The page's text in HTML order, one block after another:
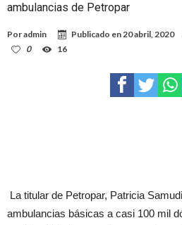
ambulancias de Petropar
Poradmin Publicado en20 abril, 2020
0
16
La titular de Petropar, Patricia
ambulancias básicas a casi 100 mil